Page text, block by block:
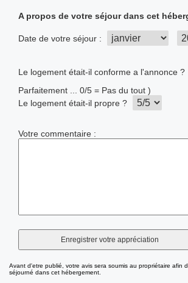
A propos de votre séjour dans cet
Date de votre séjour :
Le logement était-il conforme a l'annonce ?
Parfaitement ... 0/5 = Pas du tout )
Le logement était-il propre ?
Votre commentaire :
Avant d'etre publié, votre avis sera soumis au propriétaire afin
séjourné dans cet hébergement.